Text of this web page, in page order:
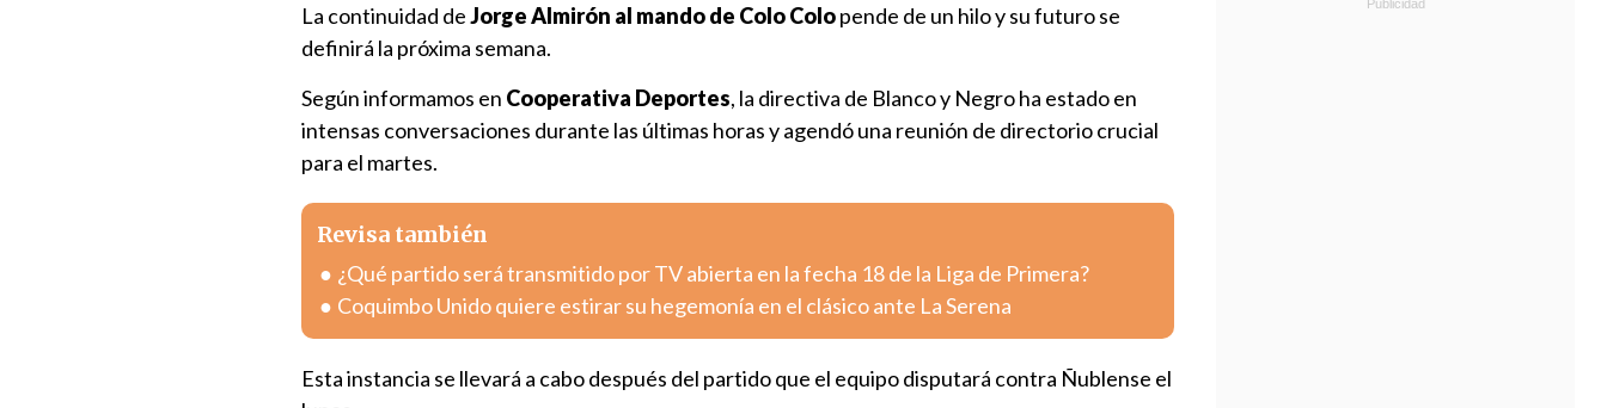
La continuidad deJorge Almirón al mando de Colo Colopende de un hilo y su futuro se
definirá la próxima semana.
Según informamos en Cooperativa Deportes, la directiva de Blanco y Negro ha estado en
intensas conversaciones durante las últimas horas y agendó una reunión de directorio crucial
para el martes.
Revisa también
¿Qué partido será transmitido por TV abierta en la fecha 18 de la Liga de Primera?
Coquimbo Unido quiere estirar su hegemonía en el clásico ante La Serena
Esta instancia se llevará a cabo después del partido que el equipo disputará contra Ñublense el